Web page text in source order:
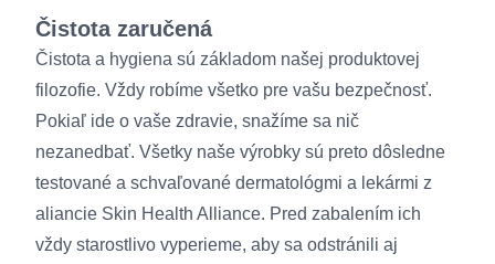
Čistota zaručená
Čistota a hygiena sú základom našej produktovej
filozofie. Vždy robíme všetko pre vašu bezpečnosť.
Pokiaľ ide o vaše zdravie, snažíme sa nič
nezanedbať. Všetky naše výrobky sú preto dôsledne
testované a schvaľované dermatológmi a lekármi z
aliancie Skin Health Alliance. Pred zabalením ich
vždy starostlivo vyperieme, aby sa odstránili aj